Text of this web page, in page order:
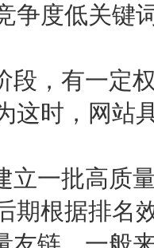
争度低关键
段，有一定
这时，网站
立一批高质
期根据排名